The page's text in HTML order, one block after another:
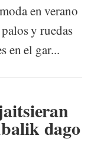
en verano
y ruedas
en el gar...
dago